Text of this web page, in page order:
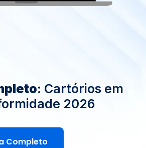
: Cartórios em
2026
Completo